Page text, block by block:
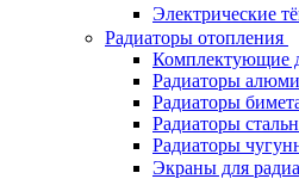
Электрические
Радиаторы отопления
Комплектующие
Радиаторы
Радиаторы
Радиаторы
Радиаторы
Экраны для